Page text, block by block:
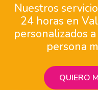
Nuestros
24 horas en
personalizados
persona
QUIERO